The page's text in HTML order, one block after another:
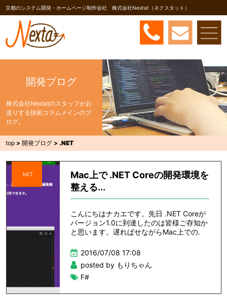
京都のシステム開発・ホームページ制作会社 株式会社Nextat（ネクスタット）
開発ブログ
株式会社Nextatのスタッフがお
送りする技術コラムメインのブ
ログ。
top >開発ブログ >.NET
.NET
Mac上で .NET Coreの開発環境を
整える...
こんにちはナカエです。先日 .NET Coreが
バージョン1.0に到達したのは皆様ご存知か
と思います。遅ればせながらMac上での.
2016/07/08 17:08
posted by もりちゃん
F#